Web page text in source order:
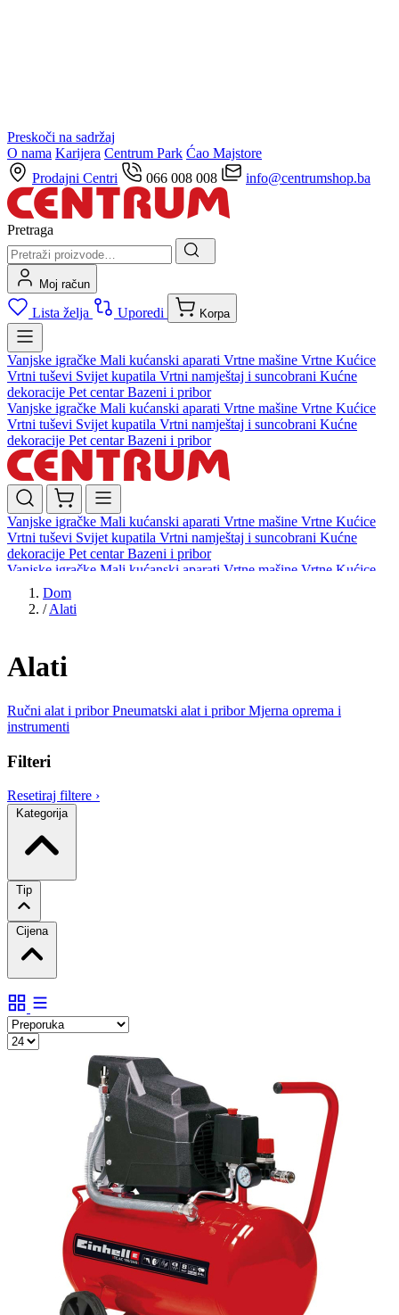
Preskoči na sadržaj
O nama Karijera Centrum Park Ćao Majstore
Prodajni Centri
066 008 008 info@centrumshop.ba
Pretraga
Moj račun
Lista želja Uporedi Korpa
Vanjske igračke Mali kućanski aparati Vrtne mašine Vrtne Kućice
Vrtni tuševi Svijet kupatila Vrtni namještaj i suncobrani Kućne
dekoracije Pet centarBazeni i pribor
Vanjske igračke Mali kućanski aparati Vrtne mašine Vrtne Kućice
Vrtni tuševi Svijet kupatila Vrtni namještaj i suncobrani Kućne
dekoracije Pet centarBazeni i pribor
Vanjske igračke Mali kućanski aparati Vrtne mašine Vrtne Kućice
Vrtni tuševi Svijet kupatila Vrtni namještaj i suncobrani Kućne
dekoracije Pet centarBazeni i pribor
Vanjske igračke Mali kućanski aparati Vrtne mašine Vrtne Kućice
Vrtni tuševi
dekoracijePet centar
Dom
/ Alati
Alati
Ručni alat i priborPneumatski alat i priborMjerna oprema i
instrumenti
Filteri
Resetiraj filtere ›
Kategorija
Tip
Cijena